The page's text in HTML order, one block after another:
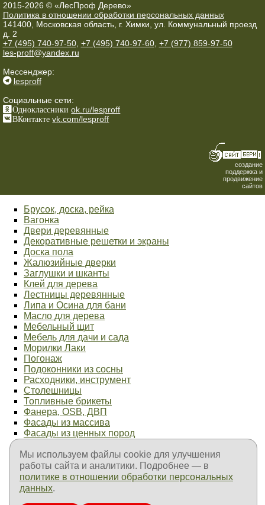
2015-2026 © «ЛесПроф Дерево»
Политика в отношении обработки персональных данных
141400, Московская область, г. Химки, ул. Коммунальный проезд
д. 2
+7 (495) 740-97-50, +7 (495) 740-97-60, +7 (977) 859-97-50
les-proff@yandex.ru
Мессенджер:
lesproff
Социальные сети:
Одноклассники ok.ru/lesproff
ВКонтакте vk.com/lesproff
создание
поддержка и
продвижение
сайтов
Брусок, доска, рейка
Вагонка
Двери деревянные
Декоративные решетки и экраны
Доска пола
Жалюзийные дверки
Заглушки и шканты
Клей для дерева
Лестницы деревянные
Липа и Осина для бани
Масло для дерева
Мебельный щит
Мебель для дачи и сада
Морилки Лаки
Погонаж
Подоконники из сосны
Расходники, инструмент
Столешницы
Топливные брикеты
Фанера, OSB, ДВП
Фасады из массива
Фасады из ценных пород
Элементы лестниц
Продукция ТехноНиколь
Продукция Пенетрон
Продукция Goodhim
Мы используем файлы cookie для улучшения
работы сайта и аналитики. Подробнее — в
политике в отношении обработки персональных
данных.